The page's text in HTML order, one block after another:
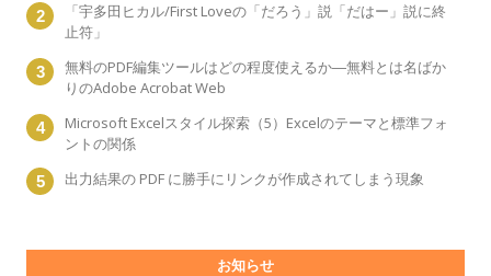
「宇多田ヒカル/First Loveの「だろう」説「だはー」説に終
止符」
無料のPDF編集ツールはどの程度使えるか―無料とは名ばか
りのAdobe Acrobat Web
Microsoft Excelスタイル探索（5）Excelのテーマと標準フォ
ントの関係
出力結果の PDF に勝手にリンクが作成されてしまう現象
お知らせ